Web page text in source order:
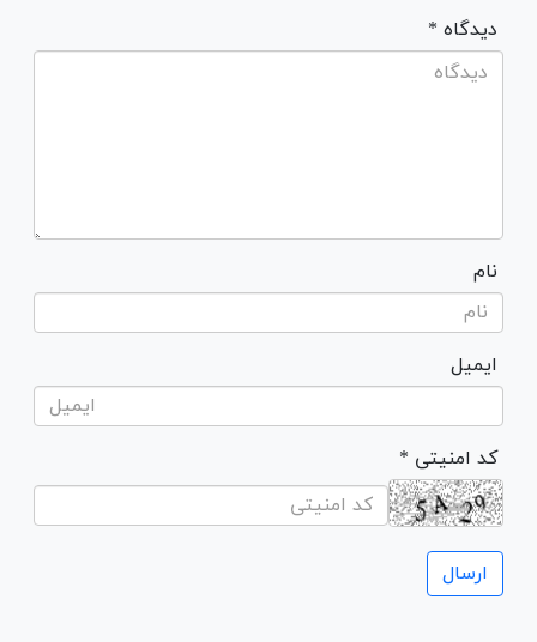
* دیدگاه
نام
ایمیل
* کد امنیتی